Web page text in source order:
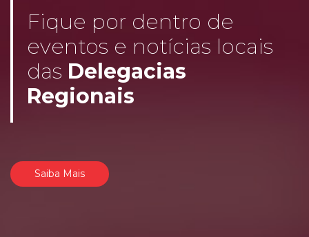
Fique por dentro de
eventos e notícias locais
das Delegacias
Regionais
Saiba Mais